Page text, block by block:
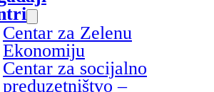
Centar za Zelenu
Ekonomiju
Centar za socijalno
preduzetništvo –